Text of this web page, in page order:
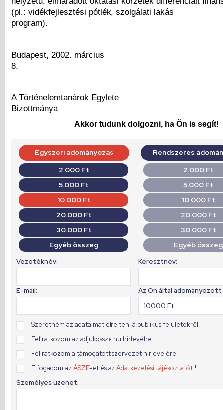
(pl.: vidékfejlesztési pótlék, szolgálati lakás
program).
Budapest, 2002. március
8.
A Történelemtanárok Egylete
Bizottmánya
Akkor tudunk dolgozni, ha Ön is segít!